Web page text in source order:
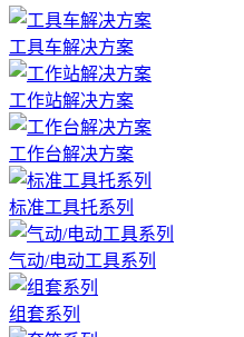
工具车解决方案
工作站解决方案
工作台解决方案
标准工具托系列
气动/电动工具系列
组套系列